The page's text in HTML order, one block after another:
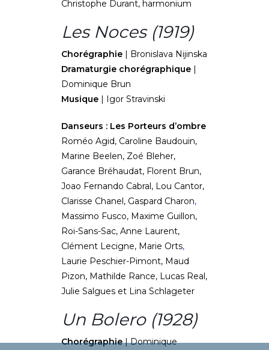
Christophe Durant, harmonium
Les Noces (1919)
Chorégraphie | Bronislava Nijinska
Dramaturgie chorégraphique |
Dominique Brun
Musique | Igor Stravinski
Danseurs : Les Porteurs d’ombre
Roméo Agid, Caroline Baudouin,
Marine Beelen, Zoé Bleher,
Garance Bréhaudat, Florent Brun,
Joao Fernando Cabral, Lou Cantor,
Clarisse Chanel, Gaspard Charon,
Massimo Fusco, Maxime Guillon,
Roi-Sans-Sac, Anne Laurent,
Clément Lecigne, Marie Orts,
Laurie Peschier-Pimont, Maud
Pizon, Mathilde Rance, Lucas Real,
Julie Salgues et Lina Schlageter
Un Bolero (1928)
Chorégraphie| Dominique